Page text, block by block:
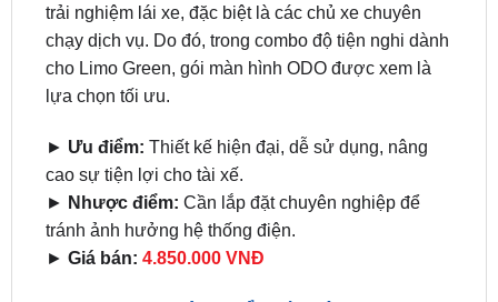
cho Limo Green, gói màn hình ODO được xem là
lựa chọn tối ưu.
►Ưu điểm: Thiết kế hiện đại, dễ sử dụng, nâng
► Nhược điểm:Cần lắp đặt chuyên nghiệp để
tránh ảnh hưởng hệ thống điện.
► Giá bán:4.850.000 VNĐ
5. Bọc da simili tiêu chuẩn toàn bộ xe